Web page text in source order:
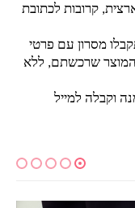
קרובות לכתובת
מסרון עם פרטי
המוצר שרכשתם, ללא
וקבלה למייל